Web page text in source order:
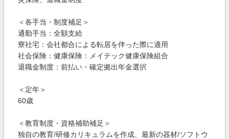
＜各手当・制度補足＞
通勤手当：全額支給
寮社宅：会社都合による転居を伴った際に適用
社会保険：健康保険：メイテック健康保険組合
退職金制度：前払い・確定拠出年金選択
＜定年＞
60歳
＜教育制度・資格補助補足＞
独自の教育/研修カリキュラムを作成、最新の器材/ソフトウ